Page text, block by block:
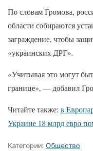
По словам Громова,
области собираются
заграждение, чтобы
«украинских ДРГ».
«Учитывая это могут
границе», — добавил
Читайте также: в
Украине 18 млрд евро
Категории: Общество